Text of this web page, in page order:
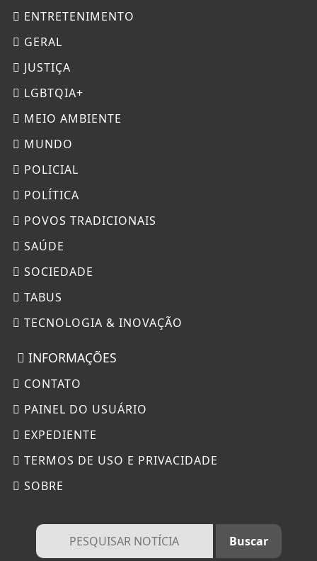
ENTRETENIMENTO
GERAL
JUSTIÇA
LGBTQIA+
MEIO AMBIENTE
MUNDO
POLICIAL
POLÍTICA
POVOS TRADICIONAIS
SAÚDE
SOCIEDADE
TABUS
TECNOLOGIA & INOVAÇÃO
INFORMAÇÕES
CONTATO
PAINEL DO USUÁRIO
EXPEDIENTE
TERMOS DE USO E PRIVACIDADE
SOBRE